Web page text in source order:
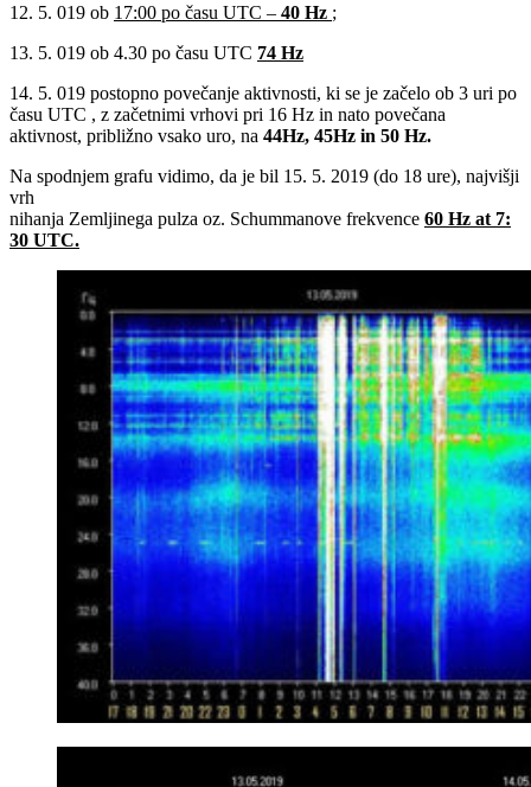
12. 5. 019 ob 17:00 po času UTC – 40 Hz ;
13. 5. 019 ob 4.30 po času UTC 74 Hz
14. 5. 019 postopno povečanje aktivnosti, ki se je začelo ob 3 uri po
času UTC , z začetnimi vrhovi pri 16 Hz in nato povečana
aktivnost, približno vsako uro, na 44Hz, 45Hz in 50 Hz.
Na spodnjem grafu vidimo, da je bil 15. 5. 2019 (do 18 ure), najvišji
vrh
nihanja Zemljinega pulza oz. Schummanove frekvence 60 Hz at 7:
30 UTC.